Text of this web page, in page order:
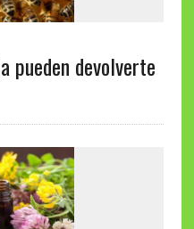
pueden devolverte